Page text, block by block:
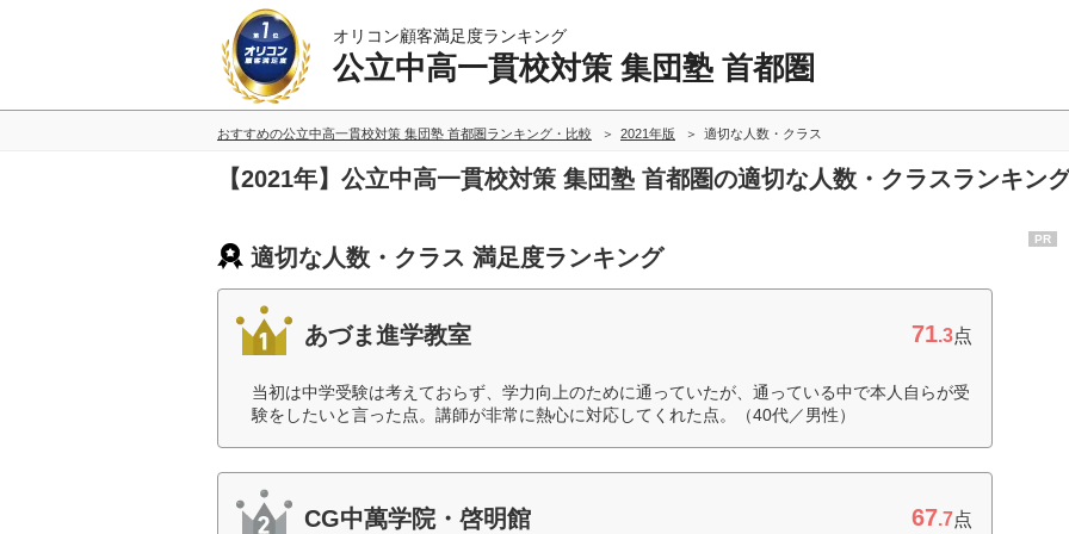
オリコン顧客満足度ランキング
公立中高一貫校対策 集団塾 首都圏
おすすめの公立中高一貫校対策 集団塾 首都圏ランキング・比較 2021年版 適切な人数・クラス
【2021年】公立中高一貫校対策 集団塾 首都圏の適切な人数・クラスランキン
適切な人数・クラス 満足度ランキング
あづま進学教室 71.3点
当初は中学受験は考えておらず、学力向上のために通っていたが、通っている中で本人自らが受
験をしたいと言った点。講師が非常に熱心に対応してくれた点。（40代／男性）
CG中萬学院・啓明館 67.7点
PR